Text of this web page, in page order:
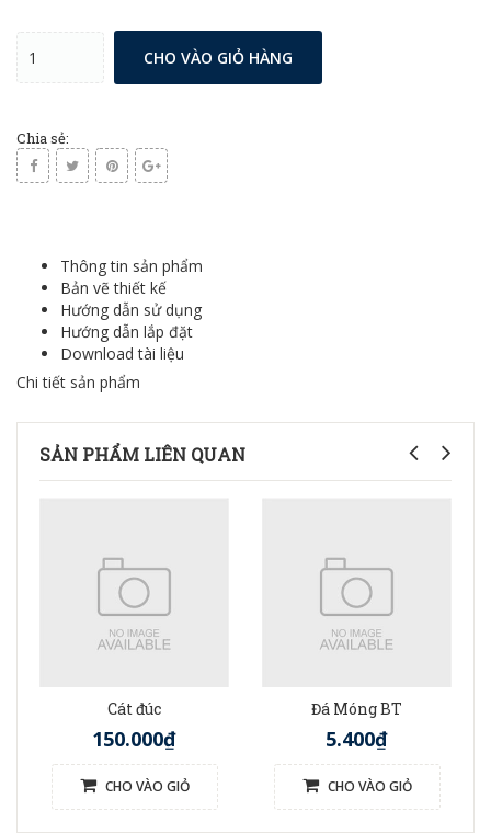
CHO VÀO GIỎ HÀNG
Chia sẻ:
Thông tin sản phẩm
Bản vẽ thiết kế
Hướng dẫn sử dụng
Hướng dẫn lắp đặt
Download tài liệu
Chi tiết sản phẩm
SẢN PHẨM LIÊN QUAN
Cát đúc
150.000₫
CHO VÀO GIỎ
Đá Móng BT
5.400₫
CHO VÀO GIỎ